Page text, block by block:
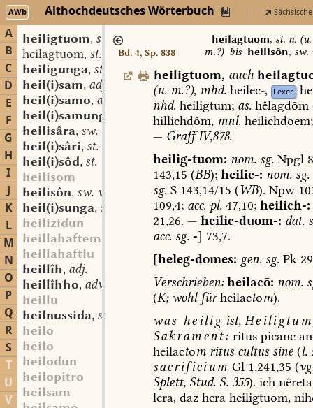
AWb Althochdeutsches Wörterbuch
A
B
C
D
E
F
G
H
I
J
K
L
M
N
O
P
Q
R
S
T
U
V
heiligtuom, st. n. (u. m.?)
heilagtuom, st. n. (u. m.?)
heiligunga, st. f.
heil(i)sam, adj.
heil(i)samo, adv.
heil(i)samunga
heilisâra, sw. (?) f.
heil(i)sâri, st. m.
heil(i)sôd, st. m.
heilisom
heilisôn, sw. v.
heil(i)sunga, st. f.
heilizidun
heillahaftem
heillahaftiu
heillîh, adj.
heillîhho, adv.
heillu
heilnussida, st. f.
heilo
heilo
heilodun
heilopitro
heilsam
Bd. 4, Sp. 838
heilagtuom, st. n. (u.
m.?)bis heilisôn, sw.
heiligtuom, auch
(u.m.?), mhd. heilec-, Lexer
nhd.heiligtum; as.hêlagdōm
hillichdôm, mnl.heilichdoem;
— GraffIV,878.
heilig-tuom: nom.sg.Npgl
143,15 (BB); heilic-: nom.sg.
sg.S143,14/15 (WB). Npw
109,4; acc.pl.47,10; heilich-:
21,26. — heilic-duom-: dat.
acc.sg. -] 73,7.
[heleg-domes: gen.sg.Pk
Verschrieben: heilacō: nom.
(K;wohlfür heilactom).
was heilig ist,
Sakrament: ritus picanc
heilactomrituscultussine(l.
sacrificium Gl 1,241,35 (
Splett,Stud. S.355). ichnêreta
lera,dazhera heiligtuom,